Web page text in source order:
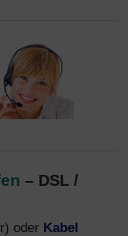
– DSL /
oder Kabel